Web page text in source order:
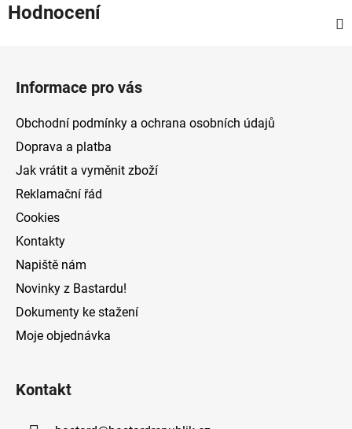
Hodnocení
Informace pro vás
Obchodní podmínky a ochrana osobních údajů
Doprava a platba
Jak vrátit a vyměnit zboží
Reklamační řád
Cookies
Kontakty
Napiště nám
Novinky z Bastardu!
Dokumenty ke stažení
Moje objednávka
Kontakt